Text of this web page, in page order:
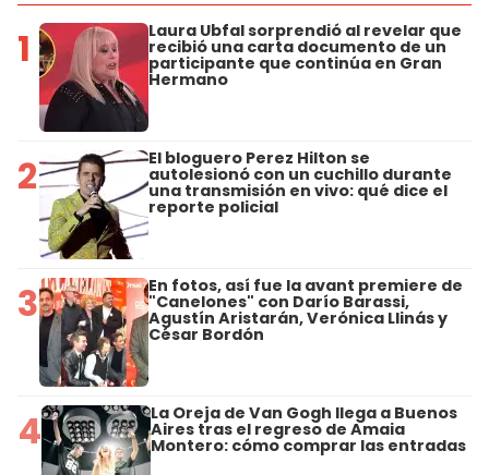
1 Laura Ubfal sorprendió al revelar que
recibió una carta documento de un
participante que continúa en Gran
Hermano
2 El bloguero Perez Hilton se
autolesionó con un cuchillo durante
una transmisión en vivo: qué dice el
reporte policial
3 En fotos, así fue la avant premiere de
"Canelones" con Darío Barassi,
Agustín Aristarán, Verónica Llinás y
César Bordón
4 La Oreja de Van Gogh llega a Buenos
Aires tras el regreso de Amaia
Montero: cómo comprar las entradas